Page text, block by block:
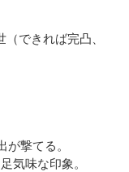
（できれば完凸、
が撃てる。
気味な印象。